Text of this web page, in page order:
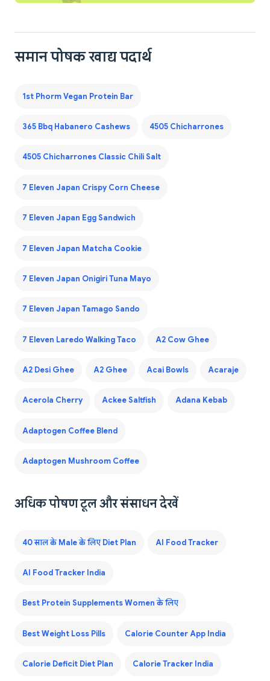
समान पोषक खाद्य पदार्थ
1st Phorm Vegan Protein Bar
365 Bbq Habanero Cashews 4505 Chicharrones
4505 Chicharrones Classic Chili Salt
7 Eleven Japan Crispy Corn Cheese
7 Eleven Japan Egg Sandwich
7 Eleven Japan Matcha Cookie
7 Eleven Japan Onigiri Tuna Mayo
7 Eleven Japan Tamago Sando
7 Eleven Laredo Walking Taco A2 Cow Ghee
A2 Desi Ghee A2 Ghee Acai Bowls Acaraje
Acerola Cherry Ackee Saltfish Adana Kebab
Adaptogen Coffee Blend
Adaptogen Mushroom Coffee
अधिक पोषण टूल और संसाधन देखें
40 साल के Male के लिए Diet Plan AI Food Tracker
AI Food Tracker India
Best Protein Supplements Women के लिए
Best Weight Loss Pills Calorie Counter App India
Calorie Deficit Diet Plan Calorie Tracker India